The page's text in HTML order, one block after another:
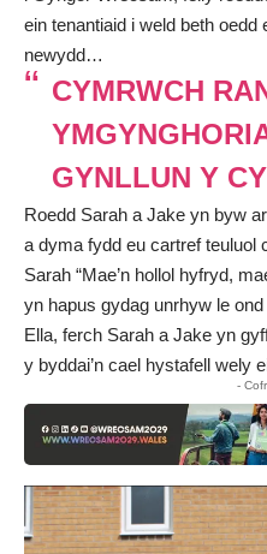
ein tenantiaid i weld beth oedd
newydd…
CYMRWCH
GYNLLUN Y
Roedd Sarah a Jake yn byw
a dyma fydd eu cartref teuluol
Sarah “Mae’n hollol hyfryd,
yn hapus gydag unrhyw le
Ella, ferch Sarah a Jake yn
y byddai’n cael hystafell wely
-